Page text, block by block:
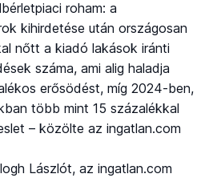
roham: a
kihirdetése után országosan
nőtt a kiadó lakások iránti
száma, ami alig haladja
erősödést, míg 2024-ben,
több mint 15 százalékkal
– közölte az ingatlan.com
Lászlót, az ingatlan.com